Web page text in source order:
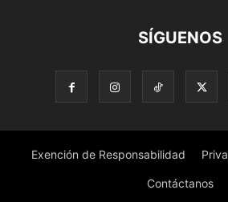
SÍGUENOS
Exención de Responsabilidad
Contáctanos